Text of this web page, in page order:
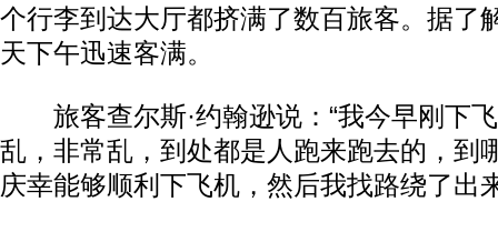
个行李到达大厅都挤满了数百旅客。据了
天下午迅速客满。
旅客查尔斯·约翰逊说：“我今早刚下
乱，非常乱，到处都是人跑来跑去的，到
庆幸能够顺利下飞机，然后我找路绕了出